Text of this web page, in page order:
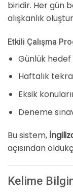
biridir. Her gün
alışkanlık
Etkili Çalışma
Günlük
Haftalık
Eksik
Deneme
Bu sistem,
açısından
Kelime